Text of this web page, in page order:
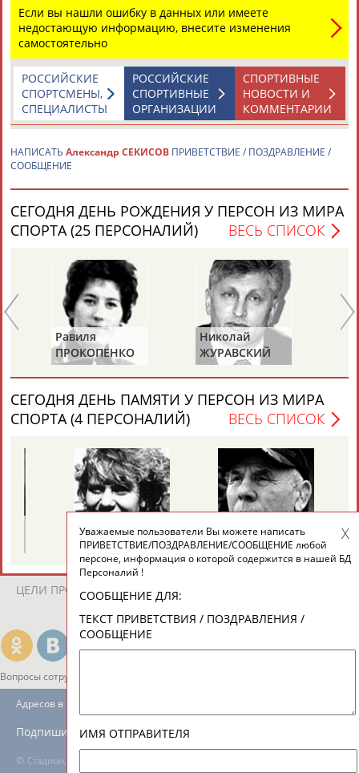
Каримжан
АБДРАХМАНОВАБДРАХМАНОВААБДУВАЛИЕВ
АБДУЛАЕВ
АБДУЛАЕВ
Тагир
АБДУЛАЕВ
Камиль
АБДУЛАЗИЗОВ
Загалав
АБДУЛБЕКОВ
Камалудин
АБДУЛДАУДОВ
Абдула
АБДУЛЖАЛИЛОВ
Магомед
АБДУЛКАГИРОВ
Назир
АБДУЛЛАЕВ
24 персон из 13181
ЕЩЁ ПЕРСОНЫ
ТАБЛО АКТИВНОСТИ
ЦЕЛИ ПРОЕКТА КОНТАКТЫ
Вопросы сотрудничества и совместной деятельности
© Стадион, 1998-2026
Адресов в новостной рассылке: 996
Подпишись
Если вы нашли ошибку в данных или имеете
недостающую информацию, внесите изменения
самостоятельно
СПОРТИВНЫЕ
НОВОСТИ И
КОММЕНТАРИИ
РОССИЙСКИЕ
СПОРТИВНЫЕ
ОРГАНИЗАЦИИ
РОССИЙСКИЕ
СПОРТСМЕНЫ,
СПЕЦИАЛИСТЫ
НАПИСАТЬ Александр СЕКИСОВ ПРИВЕТСТВИЕ / ПОЗДРАВЛЕНИЕ /
СООБЩЕНИЕ
СЕГОДНЯ ДЕНЬ РОЖДЕНИЯ У ПЕРСОН ИЗ МИРА
СПОРТА (25 ПЕРСОНАЛИЙ)
ВЕСЬ СПИСОК
Равиля
ПРОКОПЕНКО
(САЛИМОВА)
Николай
ЖУРАВСКИЙ
СЕГОДНЯ ДЕНЬ ПАМЯТИ У ПЕРСОН ИЗ МИРА
СПОРТА (4 ПЕРСОНАЛИЙ)
ВЕСЬ СПИСОК
Виталия
ТУОМАЙТЕ
ШАХОВ
Уважаемые пользователи Вы можете написать
ПРИВЕТСТВИЕ/ПОЗДРАВЛЕНИЕ/СООБЩЕНИЕ любой
персоне, информация о которой содержится в нашей БД
Персоналий !
СООБЩЕНИЕ ДЛЯ:
ТЕКСТ ПРИВЕТСТВИЯ / ПОЗДРАВЛЕНИЯ /
СООБЩЕНИЕ
ИМЯ ОТПРАВИТЕЛЯ